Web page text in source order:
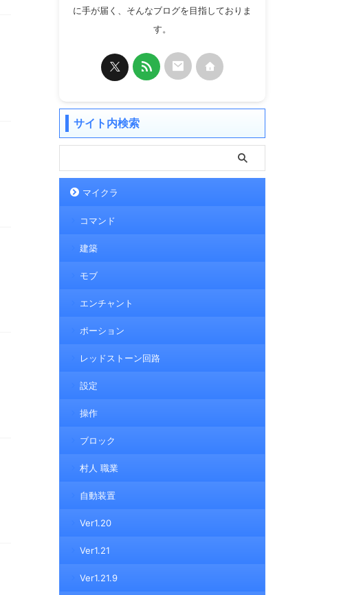
に手が届く、そんなブログを目指しておりま
す。
サイト内検索
マイクラ
コマンド
建築
モブ
エンチャント
ポーション
レッドストーン回路
設定
操作
ブロック
村人 職業
自動装置
Ver1.20
Ver1.21
Ver1.21.9